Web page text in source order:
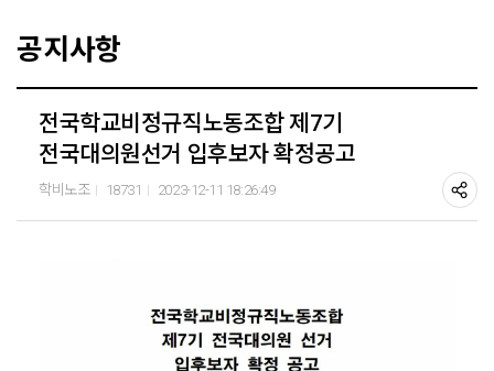
공지사항
전국학교비정규직노동조합 제7기
전국대의원선거 입후보자 확정공고
학비노조 18731 2023-12-11 18:26:49